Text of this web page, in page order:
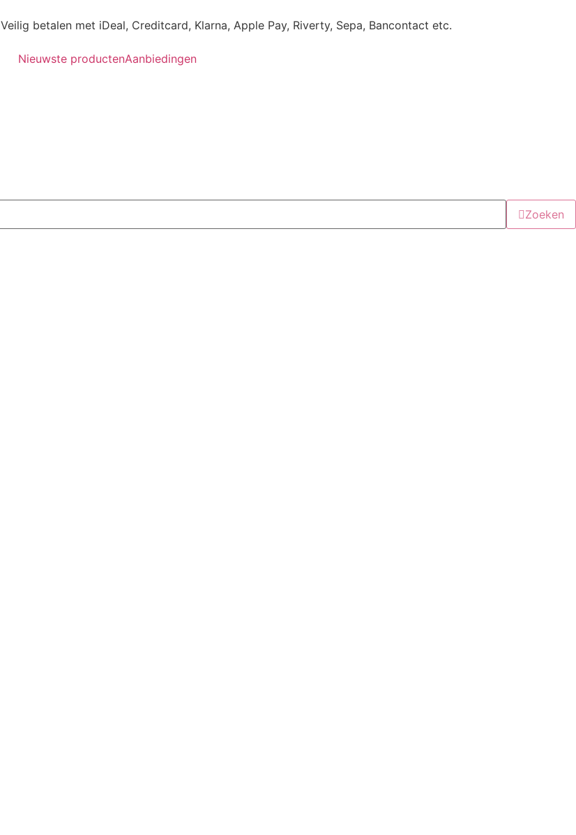
Veilig betalen met iDeal, Creditcard, Klarna, Apple Pay, Riverty, Sepa, Bancontact etc.
Nieuwste productenAanbiedingen
Zoeken